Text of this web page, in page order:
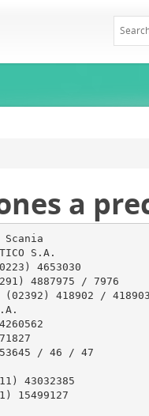
a
Scania
S.A.
4653030
4887975 / 7976
(02392) 418902 / 418903
/ 46 / 47
43032385
15499127